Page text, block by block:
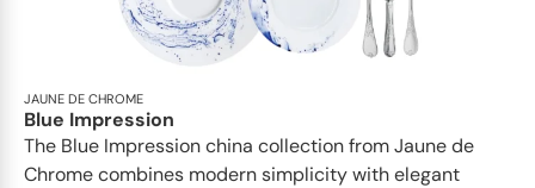
JAUNE DE CHROME
Blue Impression
The Blue Impression china collection from Jaune de
Chrome combines modern simplicity with elegant